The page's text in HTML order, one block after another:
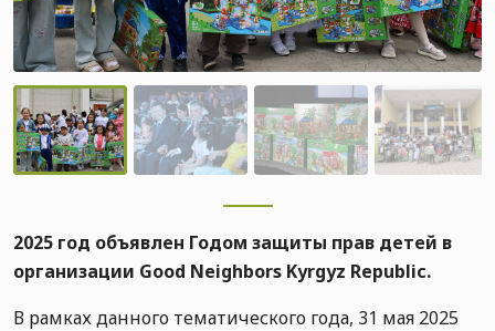
2025 год объявлен Годом защиты прав детей в
организации Good Neighbors Kyrgyz Republic.
В рамках данного тематического года, 31 мая 2025